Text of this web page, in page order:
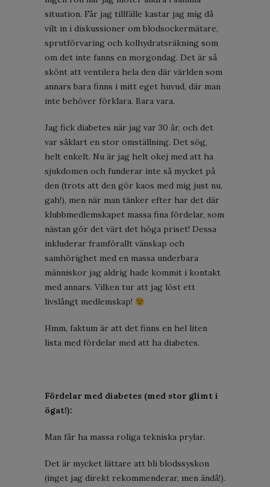
situation. Får jag tillfälle kastar jag mig då
vilt in i diskussioner om blodsockermätare,
sprutförvaring och kolhydratsräkning som
om det inte fanns en morgondag. Det är så
skönt att ventilera hela den där världen som
annars bara finns i mitt eget huvud, där man
inte behöver förklara. Bara vara.
Jag fick diabetes när jag var 30 år, och det
var såklart en stor omställning. Det sög,
helt enkelt. Nu är jag helt okej med att ha
sjukdomen och funderar inte så mycket på
den (trots att den gör kaos med mig just nu,
gah!), men när man tänker efter har det där
klubbmedlemskapet massa fina fördelar, som
nästan gör det värt det höga priset! Dessa
inkluderar framförallt vänskap och
samhörighet med en massa underbara
människor jag aldrig hade kommit i kontakt
med annars. Vilken tur att jag löst ett
livslångt medlemskap!
Hmm, faktum är att det finns en hel liten
lista med fördelar med att ha diabetes.
Fördelar med diabetes (med stor glimt i
ögat!):
Man får ha massa roliga tekniska prylar.
Det är mycket lättare att bli blodssyskon
(inget jag direkt rekommenderar, men ändå!).